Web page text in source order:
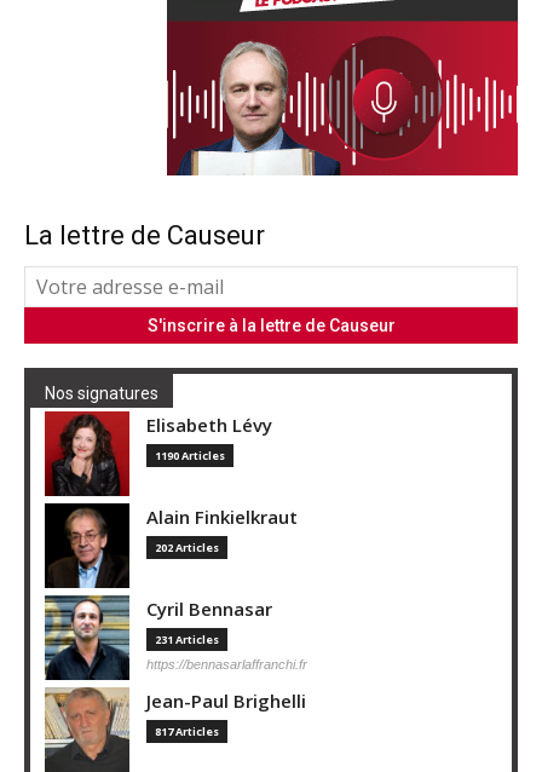
La lettre de Causeur
Nos signatures
Elisabeth Lévy
1190 Articles
Alain Finkielkraut
202 Articles
Cyril Bennasar
231 Articles
https://bennasarlaffranchi.fr
Jean-Paul Brighelli
817 Articles